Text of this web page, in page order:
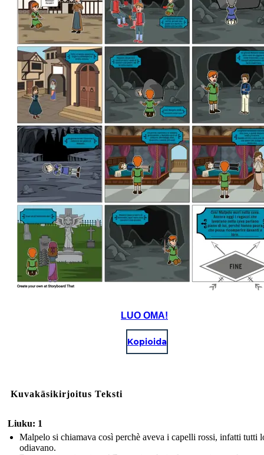
LUO OMA!
Kopioida
Kuvakäsikirjoitus Teksti
Liuku: 1
Malpelo si chiamava così perchè aveva i capelli rossi, infatti tutti
odiavano.